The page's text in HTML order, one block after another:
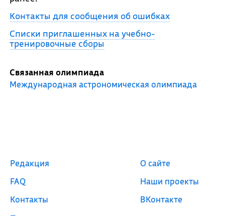
Контакты для сообщения об ошибках
Списки приглашенных на учебно-
тренировочные сборы
Связанная олимпиада
Международная астрономическая олимпиада
Редакция
FAQ
Контакты
О сайте
Наши проекты
ВКонтакте